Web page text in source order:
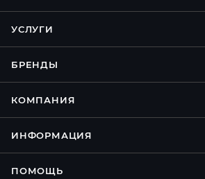
УСЛУГИ
БРЕНДЫ
КОМПАНИЯ
ИНФОРМАЦИЯ
ПОМОЩЬ